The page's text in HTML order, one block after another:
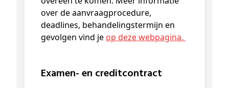
over de aanvraagprocedure,
deadlines, behandelingstermijn en
gevolgen vind je op deze webpagina.
Examen- en creditcontract